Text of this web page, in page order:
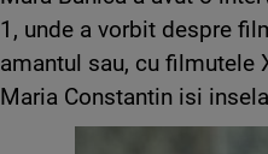
1, unde a vorbit despre
amantul sau, cu filmutele
Maria Constantin isi